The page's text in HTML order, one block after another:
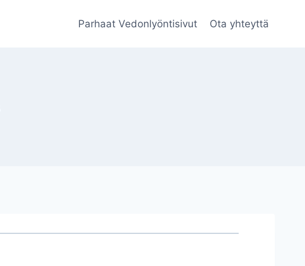
Parhaat Vedonlyöntisivut Ota yhteyttä